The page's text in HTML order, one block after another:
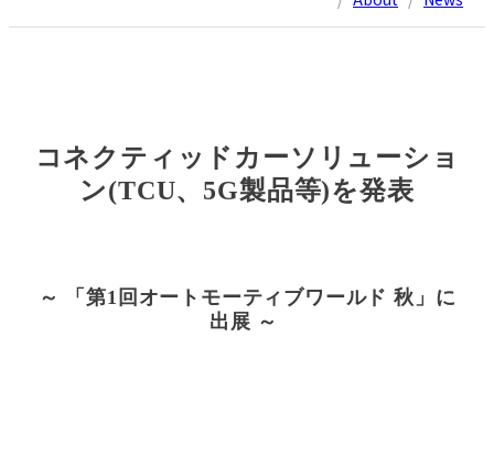
コネクティッドカーソリューショ
ン(TCU、 5G製品等)を発表
～ 「第1 回オートモーティブワールド 秋」に
出展 ～